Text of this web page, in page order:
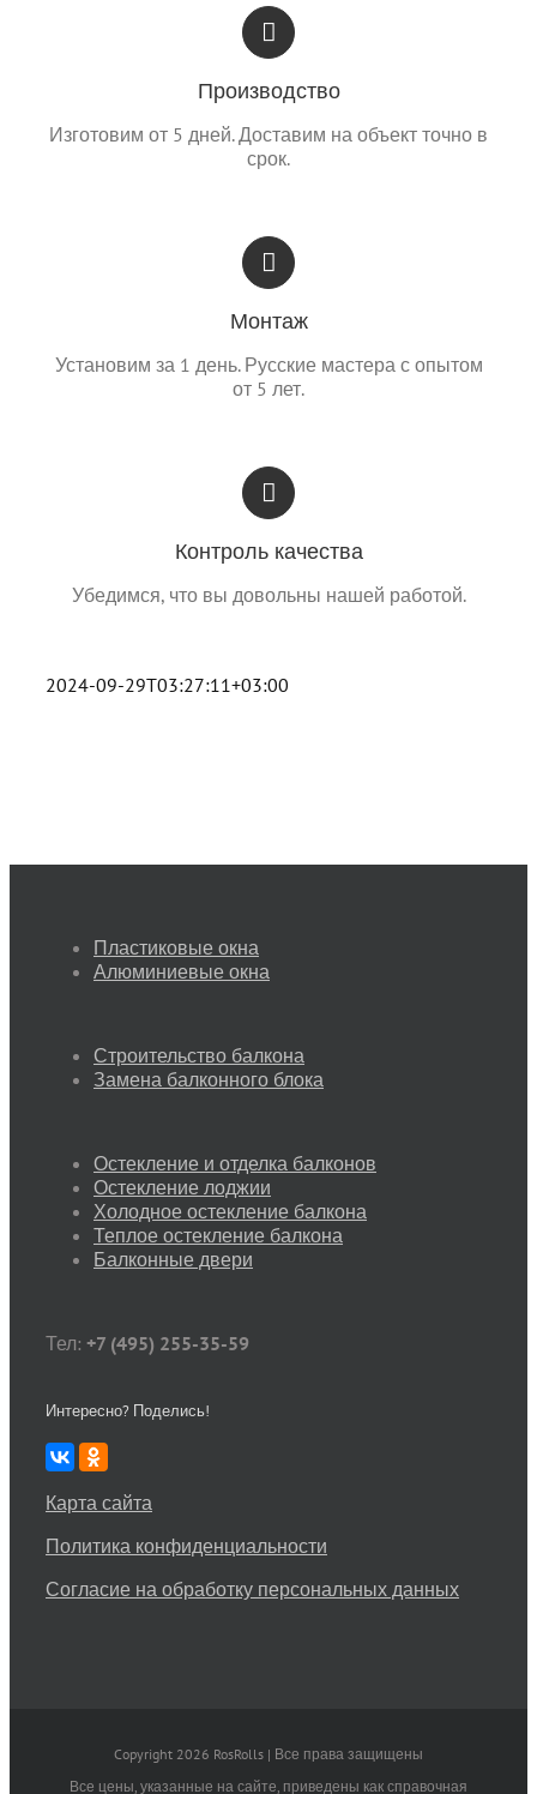
Производство
Изготовим от 5 дней. Доставим на объект точно в
срок.
Монтаж
Установим за 1 день. Русские мастера с опытом
от 5 лет.
Контроль качества
Убедимся, что вы довольны нашей работой.
2024-09-29T03:27:11+03:00
Пластиковые окна
Алюминиевые окна
Строительство балкона
Замена балконного блока
Остекление и отделка балконов
Остекление лоджии
Холодное остекление балкона
Теплое остекление балкона
Балконные двери
Тел: +7 (495) 255-35-59
Интересно? Поделись!
Карта сайта
Политика конфиденциальности
Согласие на обработку персональных данных
Copyright 2026 RosRolls | Все права защищены
Все цены, указанные на сайте, приведены как справочная